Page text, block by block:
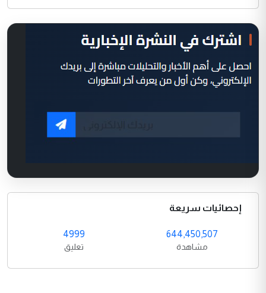
إحصائيات سريعة
644,450,507
مشاهدة
4999
تعليق